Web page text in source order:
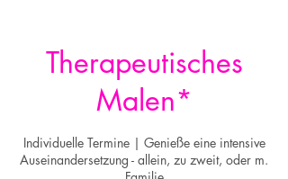
Therapeutisches
Malen*
Individuelle Termine | Genieße eine intensive
Auseinandersetzung - allein, zu zweit, oder m.